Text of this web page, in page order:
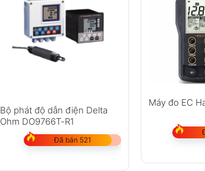
Bộ phát độ dẫn điện Delta
Ohm DO9766T-R1
Đã bán 521
Máy đo EC